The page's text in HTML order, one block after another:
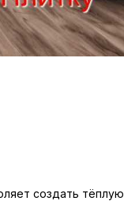
создать тёплую